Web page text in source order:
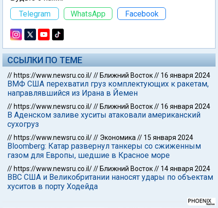
Telegram
WhatsApp Facebook
ССЫЛКИ ПО ТЕМЕ
// https://www.newsru.co.il/// Ближний Восток// 16 января 2024
ВМФ США перехватил груз комплектующих к ракетам,
направлявшийся из Ирана в Йемен
// https://www.newsru.co.il/// Ближний Восток// 16 января 2024
В Аденском заливе хуситы атаковали американский
сухогруз
// https://www.newsru.co.il/// Экономика // 15 января 2024
Bloomberg: Катар развернул танкеры со сжиженным
газом для Европы, шедшие в Красное море
// https://www.newsru.co.il/// Ближний Восток// 14 января 2024
ВВС США и Великобритании наносят удары по объектам
хуситов в порту Ходейда